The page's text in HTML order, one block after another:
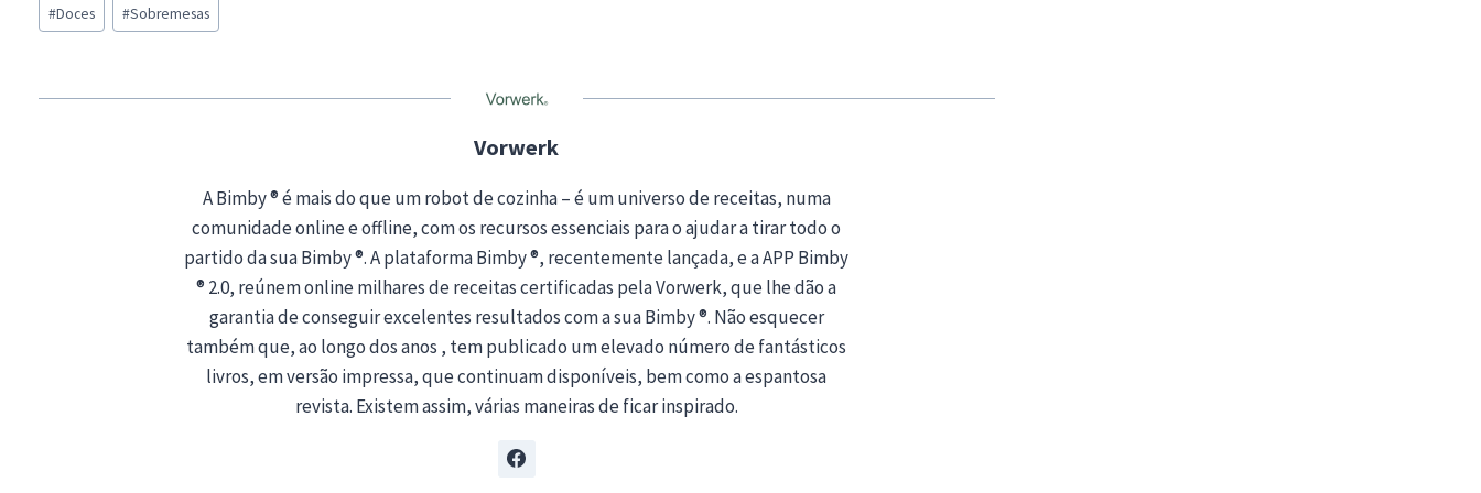
d
i
g
Tags:
#Doces #Sobremesas
Vorwerk
A Bimby ® é mais do que um robot de cozinha – é um universo de receitas, numa
comunidade online e offline, com os recursos essenciais para o ajudar a tirar todo o
partido da sua Bimby ®. A plataforma Bimby ®, recentemente lançada, e a APP Bimby
® 2.0, reúnem online milhares de receitas certificadas pela Vorwerk, que lhe dão a
garantia de conseguir excelentes resultados com a sua Bimby ®. Não esquecer
também que, ao longo dos anos , tem publicado um elevado número de fantásticos
livros, em versão impressa, que continuam disponíveis, bem como a espantosa
revista. Existem assim, várias maneiras de ficar inspirado.